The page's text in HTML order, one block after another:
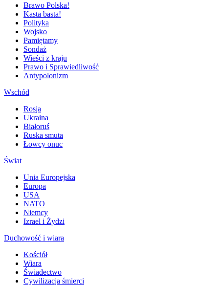
Brawo Polska!
Kasta basta!
Polityka
Wojsko
Pamiętamy
Sondaż
Wieści z kraju
Prawo i Sprawiedliwość
Antypolonizm
Wschód
Rosja
Ukraina
Białoruś
Ruska smuta
Łowcy onuc
Świat
Unia Europejska
Europa
USA
NATO
Niemcy
Izrael i Żydzi
Duchowość i wiara
Kościół
Wiara
Świadectwo
Cywilizacja śmierci